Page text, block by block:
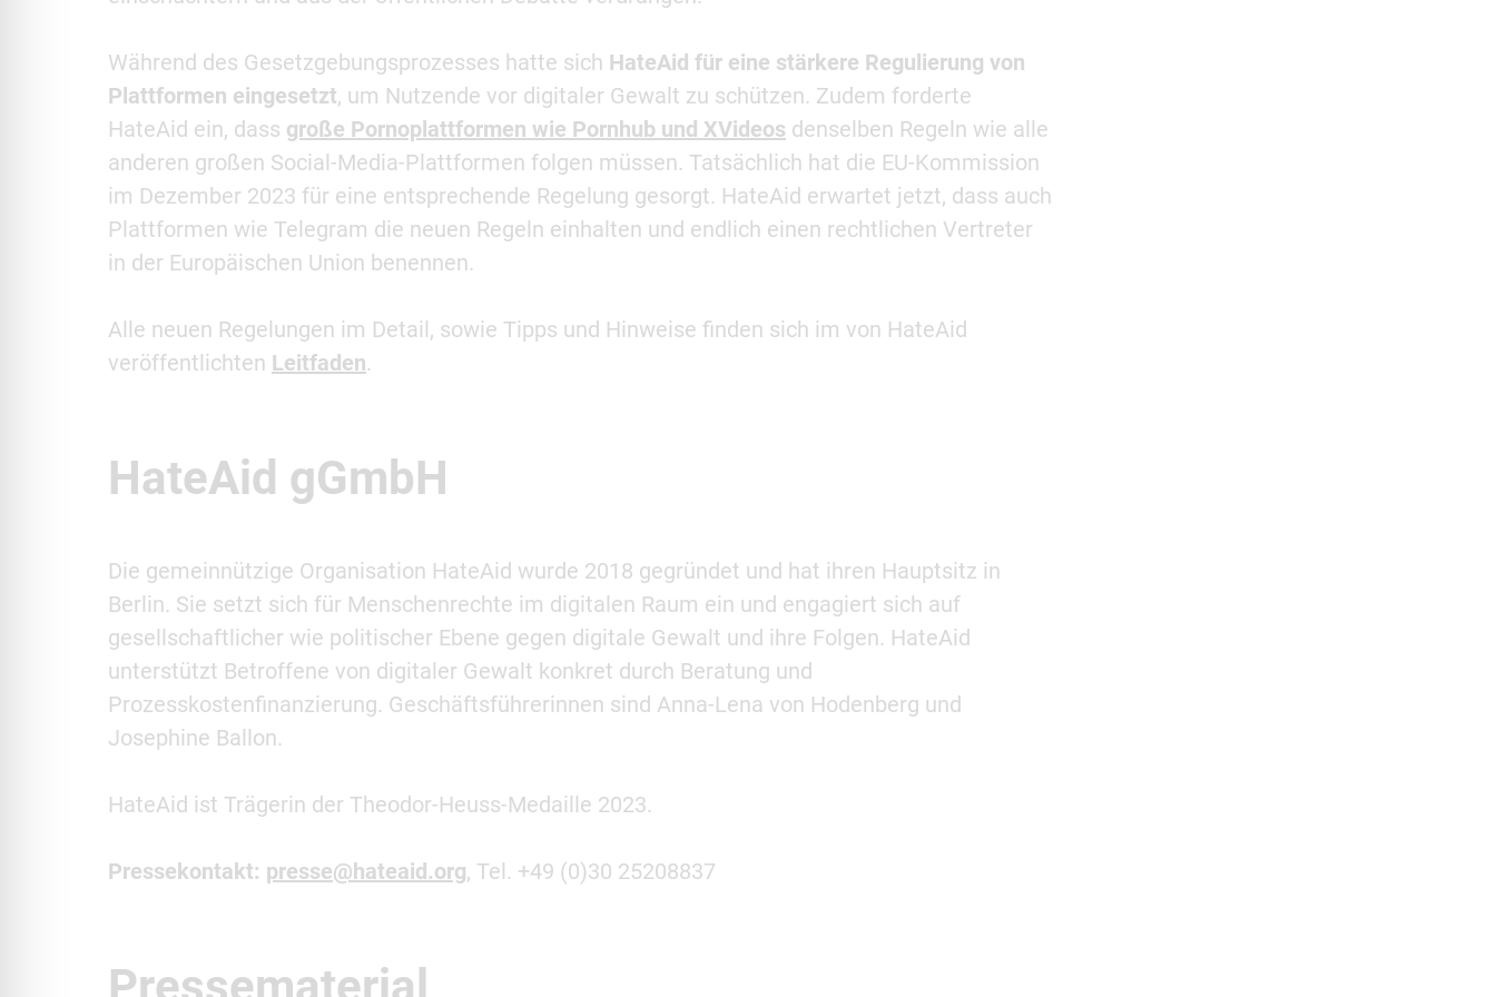
Während des Gesetzgebungsprozesses hatte sich HateAid für eine stärkere Regulierung von
Plattformen eingesetzt, um Nutzende vor digitaler Gewalt zu schützen. Zudem forderte
HateAid ein, dass große Pornoplattformen wie Pornhub und XVideos denselben Regeln wie alle
anderen großen Social-Media-Plattformen folgen müssen. Tatsächlich hat die EU-Kommission
im Dezember 2023 für eine entsprechende Regelung gesorgt. HateAid erwartet jetzt, dass auch
Plattformen wie Telegram die neuen Regeln einhalten und endlich einen rechtlichen Vertreter
in der Europäischen Union benennen.
Alle neuen Regelungen im Detail, sowie Tipps und Hinweise finden sich im von HateAid
veröffentlichten Leitfaden.
HateAid gGmbH
Die gemeinnützige Organisation HateAid wurde 2018 gegründet und hat ihren Hauptsitz in
Berlin. Sie setzt sich für Menschenrechte im digitalen Raum ein und engagiert sich auf
gesellschaftlicher wie politischer Ebene gegen digitale Gewalt und ihre Folgen. HateAid
unterstützt Betroffene von digitaler Gewalt konkret durch Beratung und
Prozesskostenfinanzierung. Geschäftsführerinnen sind Anna-Lena von Hodenberg und
Josephine Ballon.
HateAid ist Trägerin der Theodor-Heuss-Medaille 2023.
Pressekontakt: presse@hateaid.org, Tel. +49 (0)30 25208837